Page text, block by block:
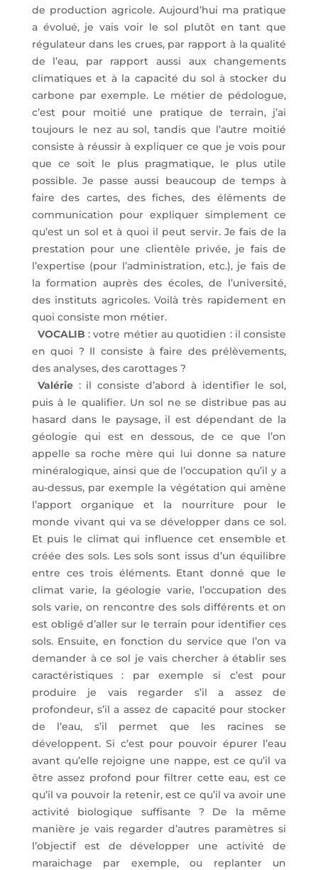
de production agricole. Aujourd’hui ma pratique
a évolué, je vais voir le sol plutôt en tant que
régulateur dans les crues, par rapport à la qualité
de l’eau, par rapport aussi aux changements
climatiques et à la capacité du sol à stocker du
carbone par exemple. Le métier de pédologue,
c’est pour moitié une pratique de terrain, j’ai
toujours le nez au sol, tandis que l’autre moitié
consiste à réussir à expliquer ce que je vois pour
que ce soit le plus pragmatique, le plus utile
possible. Je passe aussi beaucoup de temps à
faire des cartes, des fiches, des éléments de
communication pour expliquer simplement ce
qu’est un sol et à quoi il peut servir. Je fais de la
prestation pour une clientèle privée, je fais de
l’expertise (pour l’administration, etc.), je fais de
la formation auprès des écoles, de l’université,
des instituts agricoles. Voilà très rapidement en
quoi consiste mon métier.
VOCALIB : votre métier au quotidien : il consiste
en quoi ? Il consiste à faire des prélèvements,
des analyses, des carottages ?
Valérie: il consiste d’abord à identifier le sol,
puis à le qualifier. Un sol ne se distribue pas au
hasard dans le paysage, il est dépendant de la
géologie qui est en dessous, de ce que l’on
appelle sa roche mère qui lui donne sa nature
minéralogique, ainsi que de l’occupation qu’il y a
au-dessus, par exemple la végétation qui amène
l’apport organique et la nourriture pour le
monde vivant qui va se développer dans ce sol.
Et puis le climat qui influence cet ensemble et
créée des sols. Les sols sont issus d’un équilibre
entre ces trois éléments. Etant donné que le
climat varie, la géologie varie, l’occupation des
sols varie, on rencontre des sols différents et on
est obligé d’aller sur le terrain pour identifier ces
sols. Ensuite, en fonction du service que l’on va
demander à ce sol je vais chercher à établir ses
caractéristiques : par exemple si c’est pour
produire je vais regarder s’il a assez de
profondeur, s’il a assez de capacité pour stocker
de l’eau, s’il permet que les racines se
développent. Si c’est pour pouvoir épurer l’eau
avant qu’elle rejoigne une nappe, est ce qu’il va
être assez profond pour filtrer cette eau, est ce
qu’il va pouvoir la retenir, est ce qu’il va avoir une
activité biologique suffisante ? De la même
manière je vais regarder d’autres paramètres si
l’objectif est de développer une activité de
maraichage par exemple, ou replanter un